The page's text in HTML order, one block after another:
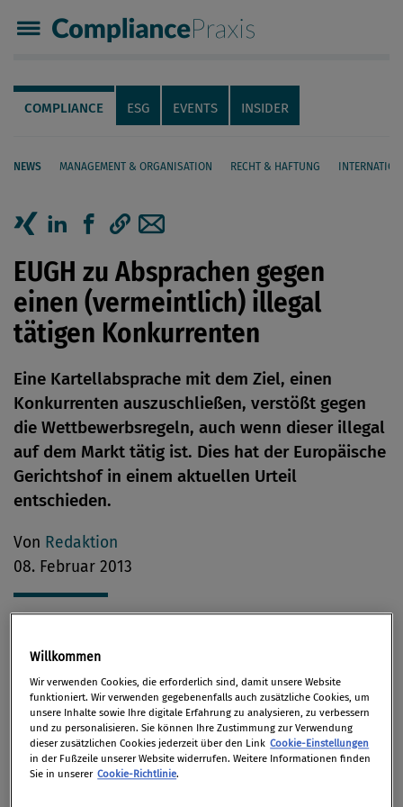
Compliance Praxis
Servicenavigation
Navigation
COMPLIANCE ESG EVENTS INSIDER
NEWS MANAGEMENT & ORGANISATION RECHT & HAFTUNG
Seiteninhalt
EUGH zu Absprachen gegen
einen (vermeintlich) illegal
tätigen Konkurrenten
Eine Kartellabsprache mit dem Ziel, einen
Konkurrenten auszuschließen, verstößt gegen
die Wettbewerbsregeln, auch wenn dieser illegal
auf dem Markt tätig ist. Dies hat der Europäische
Gerichtshof in einem aktuellen Urteil
entschieden.
Von Redaktion
08. Februar 2013
Im Jahr 2009 stellte das slowakische Kartellamt fest,
dass drei große slowakische Banken gegen die
Wettbewerbsregeln der Union verstoßen hatten. Sie
hatten beschlossen, Verträge über die
Kontokorrentkonten des tschechischen
Unternehmens Akcenta, das über die betreffenden
Willkommen
Wir verwenden Cookies, die erforderlich sind, damit unsere Website
funktioniert. Wir verwenden gegebenenfalls auch zusätzliche Cookies, um
unsere Inhalte sowie Ihre digitale Erfahrung zu analysieren, zu verbessern
und zu personalisieren. Sie können Ihre Zustimmung zur Verwendung
dieser zusätzlichen Cookies jederzeit über den Link Cookie-Einstellungen
in der Fußzeile unserer Website widerrufen. Weitere Informationen finden
Sie in unserer Cookie-Richtlinie.